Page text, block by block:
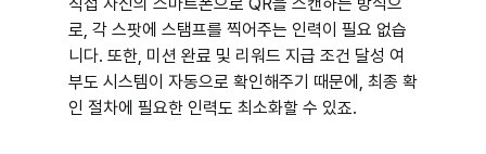
로, 각 스팟에 스탬프를 찍어주는 인력이 필요 없습
니다. 또한, 미션 완료 및 리워드 지급 조건 달성 여
부도 시스템이 자동으로 확인해주기 때문에, 최종 확
인 절차에 필요한 인력도 최소화할 수 있죠.